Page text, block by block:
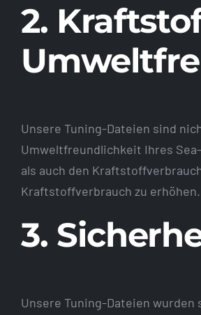
2.
Unsere Tuning-Dateien sind
Umweltfreundlichkeit Ihres
als auch den
Kraftstoffverbrauch zu erhöhen.
3.
Unsere Tuning-Dateien